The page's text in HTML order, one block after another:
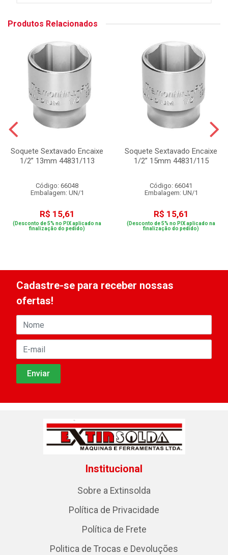
Produtos Relacionados
Soquete Sextavado Encaixe
1/2” 13mm 44831/113
Código: 66048
Embalagem: UN/1
R$ 15,61
(Desconto de 5% no PIX aplicado na
finalização do pedido)
Soquete Sextavado Encaixe
1/2” 15mm 44831/115
Código: 66041
Embalagem: UN/1
R$ 15,61
(Desconto de 5% no PIX aplicado na
finalização do pedido)
Cadastre-se para receber nossas
ofertas!
Institucional
Sobre a Extinsolda
Política de Privacidade
Política de Frete
Politica de Trocas e Devoluções